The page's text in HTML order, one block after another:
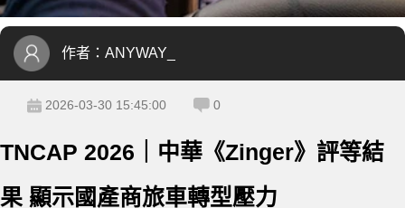
作者： ANYWAY_
2026-03-30 15:45:00 0
TNCAP 2026｜中華《Zinger》評等結
果 顯示國產商旅車轉型壓力